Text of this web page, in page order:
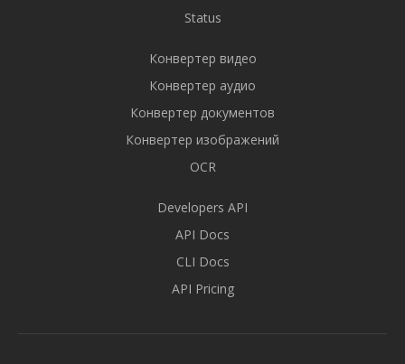
Status
Конвертер видео
Конвертер аудио
Конвертер документов
Конвертер изображений
OCR
Developers API
API Docs
CLI Docs
API Pricing